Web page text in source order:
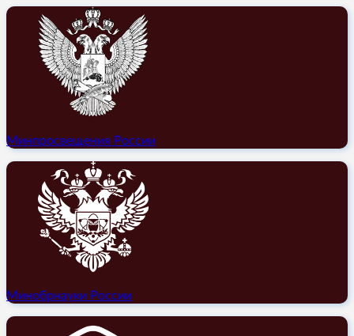
Минпросвещения России
Минобрнауки России